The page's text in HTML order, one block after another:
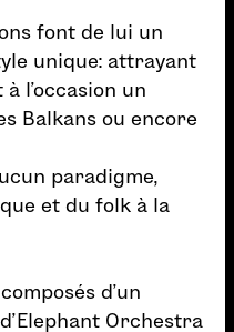
font de lui un
unique: attrayant
l’occasion un
Balkans ou encore
paradigme,
et du folk à la
d’un
Orchestra